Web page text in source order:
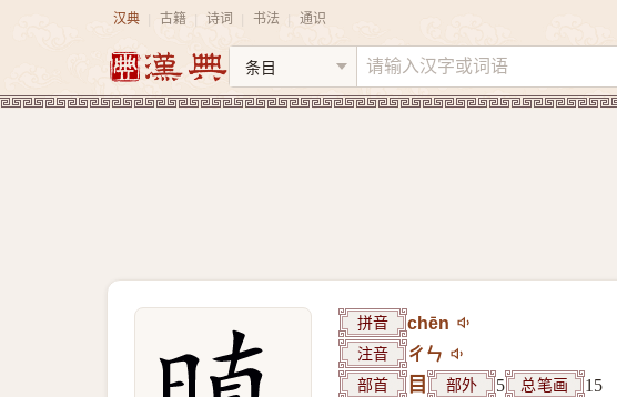
汉典 古籍 诗词 书法 通识
拼音 chēn
注音 ㄔㄣ
部首 目 部外 5 总笔画 15